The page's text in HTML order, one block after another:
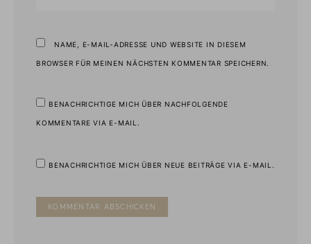
NAME, E-MAIL-ADRESSE UND WEBSITE IN DIESEM
BROWSER FÜR MEINEN NÄCHSTEN KOMMENTAR SPEICHERN.
BENACHRICHTIGE MICH ÜBER NACHFOLGENDE
KOMMENTARE VIA E-MAIL.
BENACHRICHTIGE MICH ÜBER NEUE BEITRÄGE VIA E-MAIL.